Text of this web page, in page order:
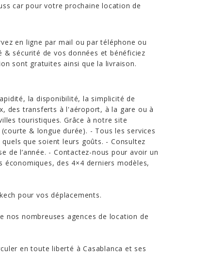
car pour votre prochaine location de
en ligne par mail ou par téléphone ou
sécurité de vos données et bénéficiez
sont gratuites ainsi que la livraison.
la disponibilité, la simplicité de
des transferts à l'aéroport, à la gare ou à
touristiques. Grâce à notre site
& longue durée). - Tous les services
que soient leurs goûts. - Consultez
de l’année. - Contactez-nous pour avoir un
des 4×4 derniers modèles,
pour vos déplacements.
nos nombreuses agences de location de
en toute liberté à Casablanca et ses